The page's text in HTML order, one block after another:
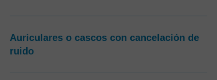
Auriculares o cascos con cancelación de
ruido